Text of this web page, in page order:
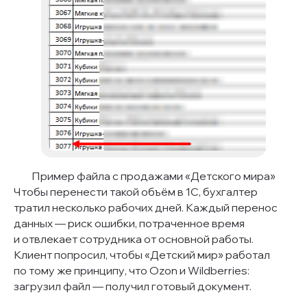
Пример файла с продажами «Детского мира»
Чтобы перенести такой объём в 1С, бухгалтер
тратил несколько рабочих дней. Каждый перенос
данных — риск ошибки, потраченное время
и отвлекает сотрудника от основной работы.
Клиент попросил, чтобы «Детский мир» работал
по тому же принципу, что Ozon и Wildberries:
загрузил файл — получил готовый документ.